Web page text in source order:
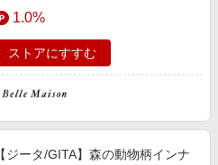
1.0%
ストアにすすむ
【ジータ/GITA】森の動物柄インナ